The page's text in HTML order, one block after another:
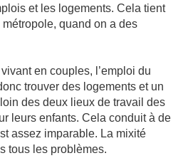
et les logements. Cela tient
quand on a des
en couples, l’emploi du
trouver des logements et un
des deux lieux de travail des
leurs enfants. Cela conduit à de
assez imparable. La mixité
tous les problèmes.